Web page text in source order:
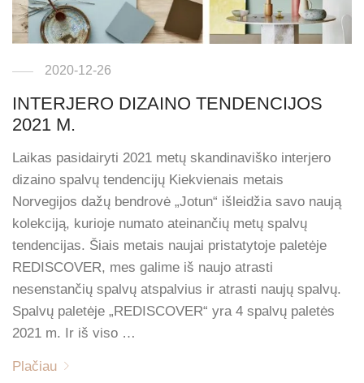
2020-12-26
INTERJERO DIZAINO TENDENCIJOS
2021 M.
Laikas pasidairyti 2021 metų skandinaviško interjero
dizaino spalvų tendencijų Kiekvienais metais
Norvegijos dažų bendrovė „Jotun“ išleidžia savo naują
kolekciją, kurioje numato ateinančių metų spalvų
tendencijas. Šiais metais naujai pristatytoje paletėje
REDISCOVER, mes galime iš naujo atrasti
nesenstančių spalvų atspalvius ir atrasti naujų spalvų.
Spalvų paletėje „REDISCOVER“ yra 4 spalvų paletės
2021 m. Ir iš viso …
Plačiau